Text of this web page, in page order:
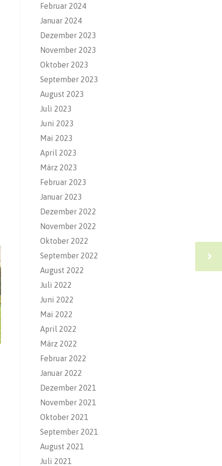
Februar 2024
Januar 2024
Dezember 2023
November 2023
Oktober 2023
September 2023
August 2023
Juli 2023
Juni 2023
Mai 2023
April 2023
März 2023
Februar 2023
Januar 2023
Dezember 2022
November 2022
Oktober 2022
September 2022
August 2022
Juli 2022
Juni 2022
Mai 2022
April 2022
März 2022
Februar 2022
Januar 2022
Dezember 2021
November 2021
Oktober 2021
September 2021
August 2021
Juli 2021